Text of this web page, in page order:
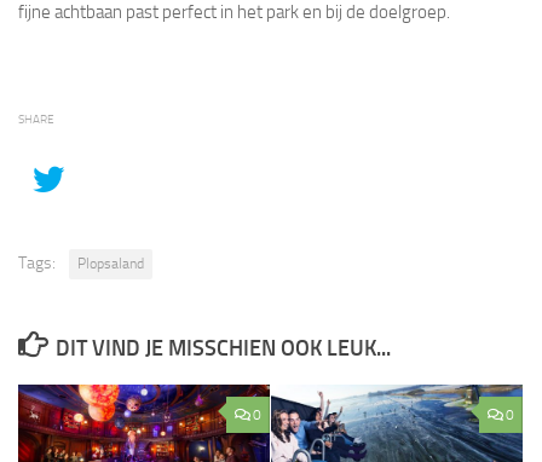
fijne achtbaan past perfect in het park en bij de doelgroep.
SHARE
Tags: Plopsaland
DIT VIND JE MISSCHIEN OOK LEUK...
0 0